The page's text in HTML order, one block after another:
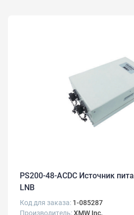
PS200-48-ACDC Источник
LNB
Код для заказа: 1-085287
Производитель:XMW Inc.